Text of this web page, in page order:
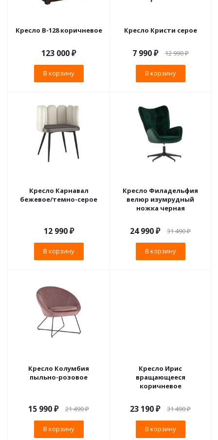
Кресло B-128 коричневое
123 000₽
В корзину
Кресло Кристи серое
7 990₽ 12 990₽
В корзину
Кресло Карнавал
бежевое/темно-серое
12 990₽
В корзину
Кресло Филадельфия
велюр изумрудный
ножка черная
24 990₽ 31 490₽
В корзину
Кресло Колумбия
пыльно-розовое
15 990₽ 21 490₽
В корзину
Кресло Ирис
вращающееся
коричневое
23 190₽ 31 490₽
В корзину